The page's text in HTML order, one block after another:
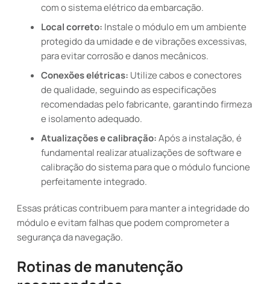
com o sistema elétrico da embarcação.
Local correto: Instale o módulo em um ambiente
protegido da umidade e de vibrações excessivas,
para evitar corrosão e danos mecânicos.
Conexões elétricas: Utilize cabos e conectores
de qualidade, seguindo as especificações
recomendadas pelo fabricante, garantindo firmeza
e isolamento adequado.
Atualizações e calibração:Após a instalação, é
fundamental realizar atualizações de software e
calibração do sistema para que o módulo funcione
perfeitamente integrado.
Essas práticas contribuem para manter a integridade do
módulo e evitam falhas que podem comprometer a
segurança da navegação.
Rotinas de manutenção